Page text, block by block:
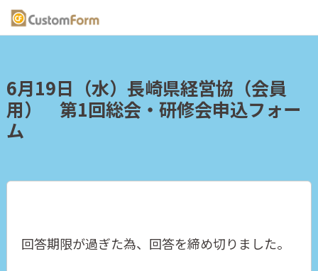
6月19日（水）長崎県経営協（会員
用） 第1回総会・研修会申込フォー
ム
回答期限が過ぎた為、回答を締め切りました。